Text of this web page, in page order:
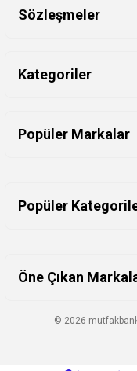
Sözleşmeler
Kategoriler
Popüler Markalar
Popüler
Öne Çıkan
© 2026